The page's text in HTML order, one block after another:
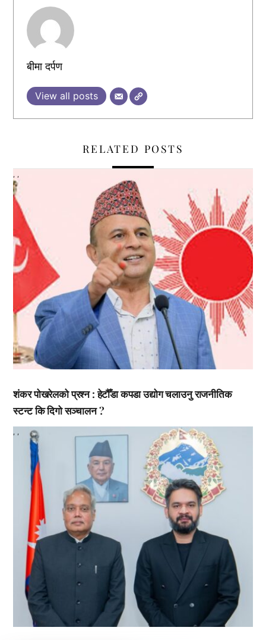
बीमा दर्पण
View all posts
RELATED POSTS
शंकर पोखरेलको प्रश्न : हेटौँडा कपडा उद्योग चलाउनु राजनीतिक
स्टन्ट कि दिगो सञ्चालन ?